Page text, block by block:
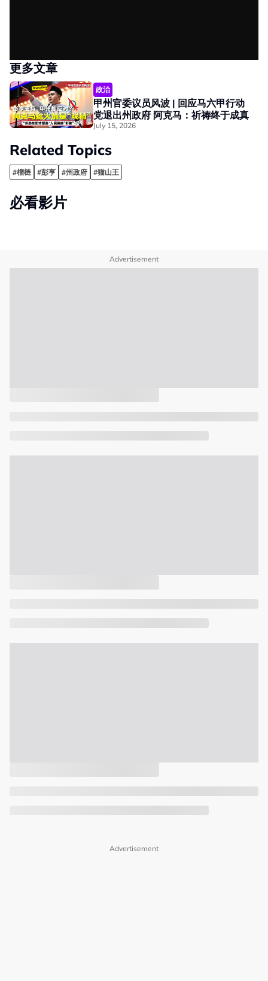
更多文章
政治
甲州官委议员风波 | 回应马六甲行动
党退出州政府 阿克马：祈祷终于成真
July 15, 2026
Related Topics
#榴梿 #彭亨 #州政府 #猫山王
必看影片
Advertisement
Advertisement